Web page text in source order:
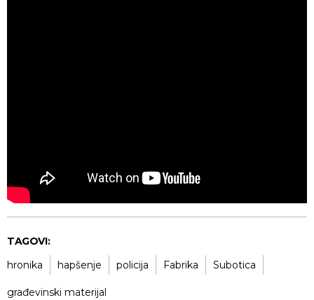
TAGOVI:
hronika
hapšenje policija Fabrika Subotica
građevinski materijal